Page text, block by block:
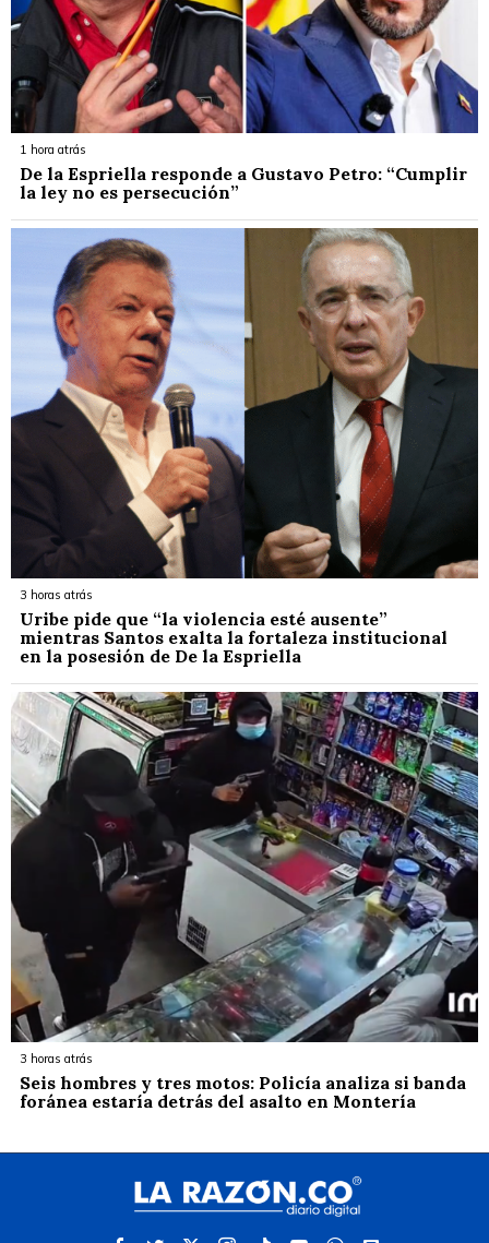
1 hora atrás
De la Espriella responde a Gustavo Petro: “Cumplir
la ley no es persecución”
3 horas atrás
Uribe pide que “la violencia esté ausente”
mientras Santos exalta la fortaleza institucional
en la posesión de De la Espriella
3 horas atrás
Seis hombres y tres motos: Policía analiza si banda
foránea estaría detrás del asalto en Montería